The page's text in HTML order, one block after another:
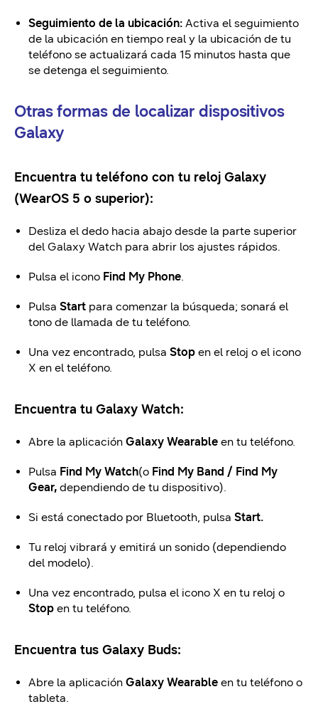
Seguimiento de la ubicación: Activa el seguimiento
de la ubicación en tiempo real y la ubicación de tu
teléfono se actualizará cada 15 minutos hasta que
se detenga el seguimiento.
Otras formas de localizar dispositivos
Galaxy
Encuentra tu teléfono con tu reloj Galaxy
(WearOS 5 o superior):
Desliza el dedo hacia abajo desde la parte superior
del Galaxy Watch para abrir los ajustes rápidos.
Pulsa el icono Find My Phone.
Pulsa Start para comenzar la búsqueda; sonará el
tono de llamada de tu teléfono.
Una vez encontrado, pulsa Stop en el reloj o el icono
X en el teléfono.
Encuentra tu Galaxy Watch:
Abre la aplicación Galaxy Wearable en tu teléfono.
Pulsa Find My Watch(o Find My Band / Find My
Gear, dependiendo de tu dispositivo).
Si está conectado por Bluetooth, pulsa Start.
Tu reloj vibrará y emitirá un sonido (dependiendo
del modelo).
Una vez encontrado, pulsa el icono X en tu reloj o
Stop en tu teléfono.
Encuentra tus Galaxy Buds:
Abre la aplicación Galaxy Wearable en tu teléfono o
tableta.